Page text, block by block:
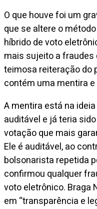
O que houve foi um
que se altere o
híbrido de voto
mais sujeito a fraudes
teimosa reiteração do
contém uma mentira
A mentira está na
auditável e já teria
votação que mais
Ele é auditável, ao
bolsonarista repetida
confirmou qualquer
voto eletrônico. Braga
em “transparência e